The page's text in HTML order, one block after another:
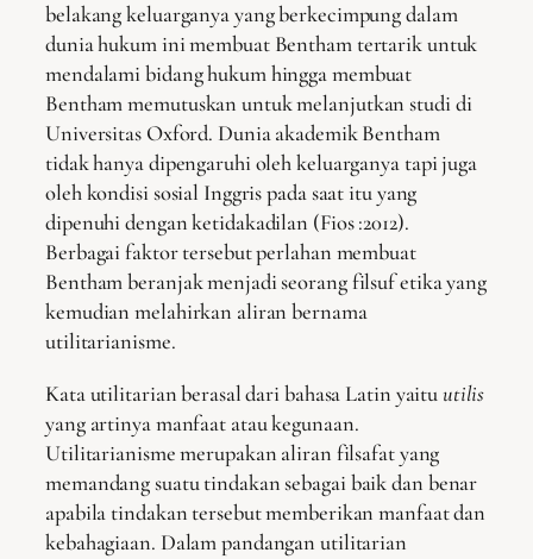
belakang keluarganya yang berkecimpung dalam
dunia hukum ini membuat Bentham tertarik untuk
mendalami bidang hukum hingga membuat
Bentham memutuskan untuk melanjutkan studi di
Universitas Oxford. Dunia akademik Bentham
tidak hanya dipengaruhi oleh keluarganya tapi juga
oleh kondisi sosial Inggris pada saat itu yang
dipenuhi dengan ketidakadilan (Fios :2012).
Berbagai faktor tersebut perlahan membuat
Bentham beranjak menjadi seorang filsuf etika yang
kemudian melahirkan aliran bernama
utilitarianisme.
Kata utilitarian berasal dari bahasa Latin yaituutilis
yang artinya manfaat atau kegunaan.
Utilitarianisme merupakan aliran filsafat yang
memandang suatu tindakan sebagai baik dan benar
apabila tindakan tersebut memberikan manfaat dan
kebahagiaan. Dalam pandangan utilitarian